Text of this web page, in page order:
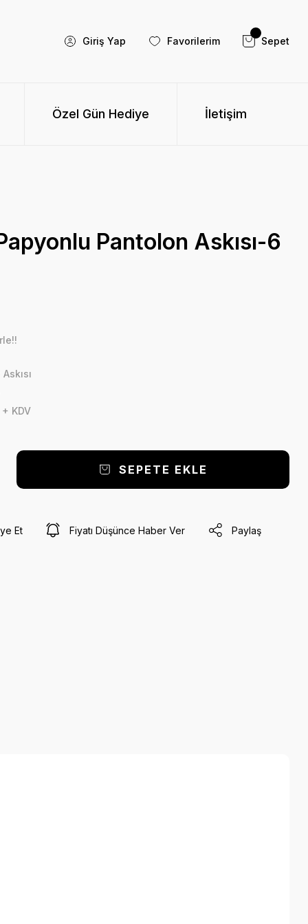
Giriş Yap Favorilerim Sepet
Özel Gün Hediye İletişim
Pantolon Askısı-6
KDV
SEPETE EKLE
Et Fiyatı Düşünce Haber Ver Paylaş